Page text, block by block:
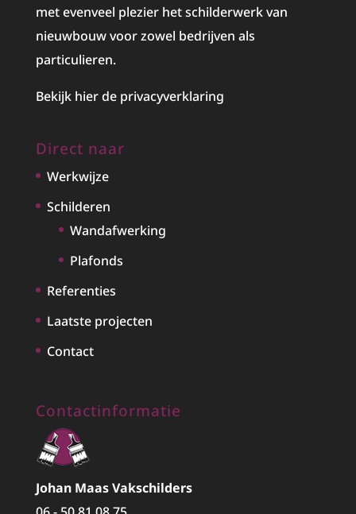
met evenveel plezier hetschilderwerkvan
nieuwbouw voor zowel bedrijven als
particulieren.
Bekijk hier de privacyverklaring
Direct naar
Werkwijze
Schilderen
Wandafwerking
Plafonds
Referenties
Laatste projecten
Contact
Contactinformatie
Johan Maas Vakschilders